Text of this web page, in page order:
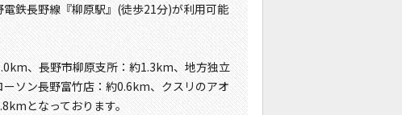
鉄長野線『柳原駅』(徒歩21分)が利用可能
、長野市柳原支所：約1.3km、地方独立
ソン長野富竹店：約0.6km、クスリのアオ
となっております。